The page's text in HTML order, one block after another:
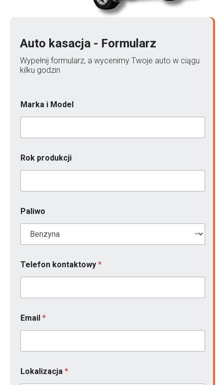
Auto kasacja - Formularz
Wypełnij formularz, a wycenimy Twoje auto w ciągu
kilku godzin
Marka i Model
Rok produkcji
Paliwo
Telefon kontaktowy *
o
n
a
t
o
Email *
Lokalizacja *